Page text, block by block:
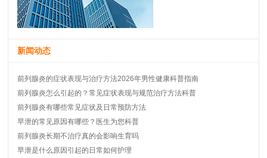
新闻动态
前列腺炎的症状表现与治疗方法2026年男性健康科普指南
前列腺炎怎么引起的？常见症状表现与规范治疗方法科普
前列腺炎有哪些常见症状及日常预防方法
早泄的常见原因有哪些？医生为您科普
前列腺炎长期不治疗真的会影响生育吗
早泄是什么原因引起的日常如何护理